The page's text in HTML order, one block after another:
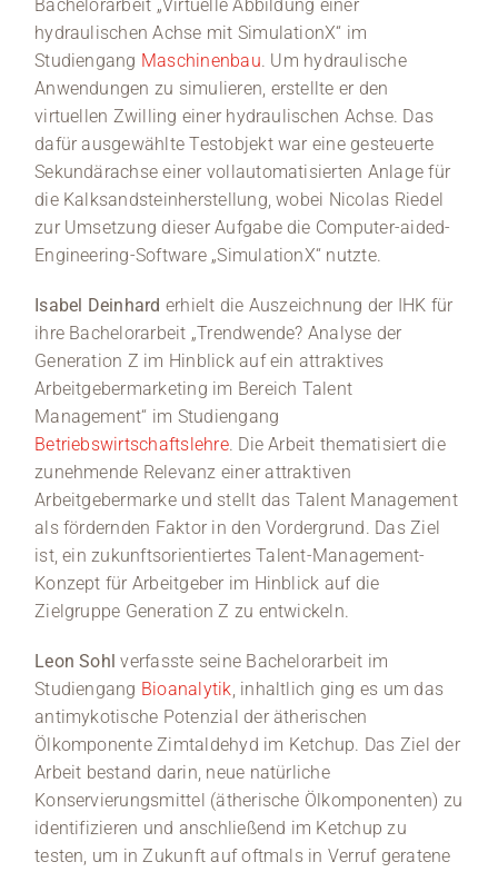
Bachelorarbeit „Virtuelle Abbildung einer
hydraulischen Achse mit SimulationX“ im
Studiengang Maschinenbau. Um hydraulische
Anwendungen zu simulieren, erstellte er den
virtuellen Zwilling einer hydraulischen Achse. Das
dafür ausgewählte Testobjekt war eine gesteuerte
Sekundärachse einer vollautomatisierten Anlage für
die Kalksandsteinherstellung, wobei Nicolas Riedel
zur Umsetzung dieser Aufgabe die Computer-aided-
Engineering-Software „SimulationX“ nutzte.
Isabel Deinhard erhielt die Auszeichnung der IHK für
ihre Bachelorarbeit „Trendwende? Analyse der
Generation Z im Hinblick auf ein attraktives
Arbeitgebermarketing im Bereich Talent
Management“ im Studiengang
Betriebswirtschaftslehre. Die Arbeit thematisiert die
zunehmende Relevanz einer attraktiven
Arbeitgebermarke und stellt das Talent Management
als fördernden Faktor in den Vordergrund. Das Ziel
ist, ein zukunftsorientiertes Talent-Management-
Konzept für Arbeitgeber im Hinblick auf die
Zielgruppe Generation Z zu entwickeln.
Leon Sohlverfasste seine Bachelorarbeit im
Studiengang Bioanalytik, inhaltlich ging es um das
antimykotische Potenzial der ätherischen
Ölkomponente Zimtaldehyd im Ketchup. Das Ziel der
Arbeit bestand darin, neue natürliche
Konservierungsmittel (ätherische Ölkomponenten) zu
identifizieren und anschließend im Ketchup zu
testen, um in Zukunft auf oftmals in Verruf geratene